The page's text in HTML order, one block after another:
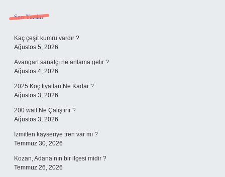
Sidebar
Son Yazılar
Kaç çeşit kumru vardır ?
Ağustos 5, 2026
Avangart sanatçı ne anlama gelir ?
Ağustos 4, 2026
2025 Koç fiyatları Ne Kadar ?
Ağustos 3, 2026
200 watt Ne Çalıştırır ?
Ağustos 3, 2026
İzmitten kayseriye tren var mı ?
Temmuz 30, 2026
Kozan, Adana’nın bir ilçesi midir ?
Temmuz 26, 2026